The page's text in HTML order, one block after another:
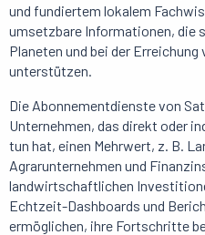
und fundiertem lokalem
umsetzbare Informationen, die
Planeten und bei der
unterstützen.
Die Abonnementdienste von
Unternehmen, das direkt oder
tun hat, einen Mehrwert, z. B.
Agrarunternehmen und
landwirtschaftlichen
Echtzeit-Dashboards und
ermöglichen, ihre Fortschritte